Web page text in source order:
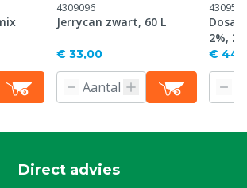
4309096
Jerrycan zwart, 60 L
€ 33,00
4309570
2%,
€
Direct advies